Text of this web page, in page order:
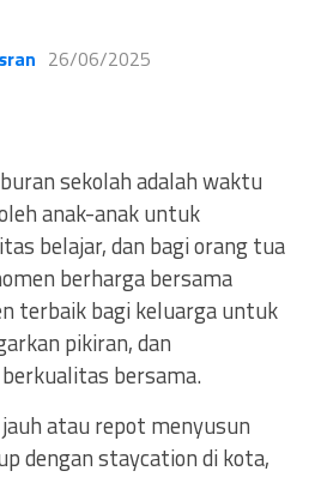
26/06/2025
sekolah adalah waktu
anak-anak untuk
belajar, dan bagi orang tua
berharga bersama
terbaik bagi keluarga untuk
pikiran, dan
bersama.
atau repot menyusun
dengan staycation di kota,